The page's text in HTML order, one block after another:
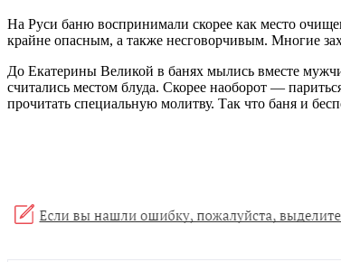
На Руси баню воспринимали скорее как место
крайне опасным, а также несговорчивым. Многие
До Екатерины Великой в банях мылись вместе
считались местом блуда. Скорее наоборот —
прочитать специальную молитву. Так что баня и